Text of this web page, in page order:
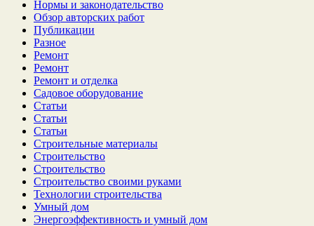
Нормы и законодательство
Обзор авторских работ
Публикации
Разное
Ремонт
Ремонт
Ремонт и отделка
Садовое оборудование
Статьи
Статьи
Статьи
Строительные материалы
Строительство
Строительство
Строительство своими руками
Технологии строительства
Умный дом
Энергоэффективность и умный дом